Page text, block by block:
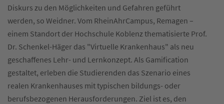
Diskurs zu den Möglichkeiten und Gefahren geführt
werden, so Weidner. Vom RheinAhrCampus, Remagen –
einem Standort der Hochschule Koblenz thematisierte Prof.
Dr. Schenkel-Häger das "Virtuelle Krankenhaus" als neu
geschaffenes Lehr- und Lernkonzept. Als Gamification
gestaltet, erleben die Studierenden das Szenario eines
realen Krankenhauses mit typischen bildungs- oder
berufsbezogenen Herausforderungen. Ziel ist es, den